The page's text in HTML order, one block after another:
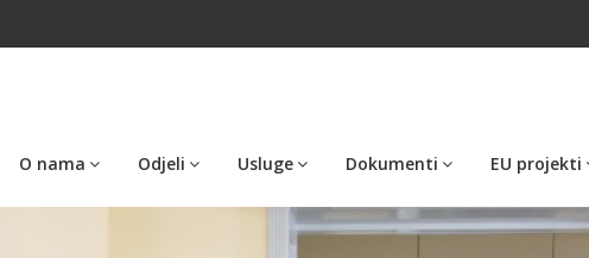
O nama Odjeli Usluge Dokumenti EU projekti